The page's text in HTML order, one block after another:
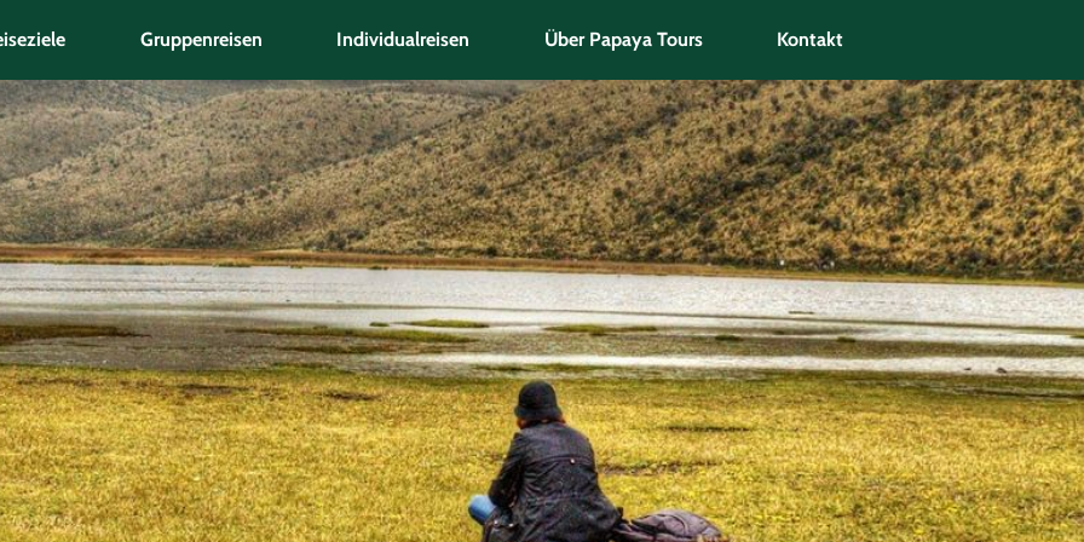
Gruppenreisen Individualreisen Über Papaya Tours Kontakt